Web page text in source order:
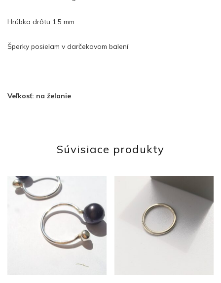
Hrúbka drôtu 1,5 mm
Šperky posielam v darčekovom balení
Veľkosť: na želanie
Súvisiace produkty